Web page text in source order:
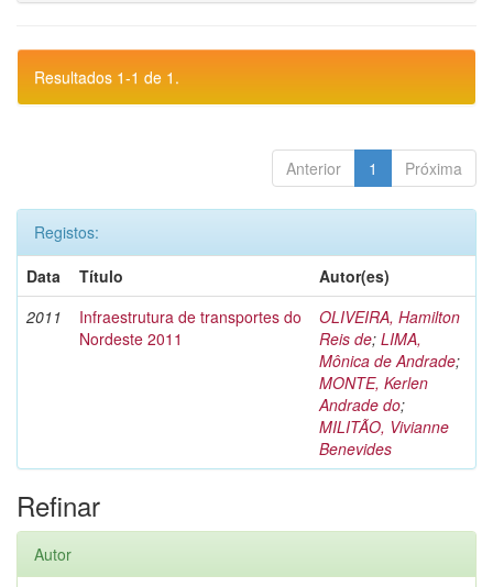
Resultados 1-1 de 1.
Anterior 1 Próxima
Registos:
Data
Título
Autor(es)
2011
Infraestrutura de transportes do
Nordeste 2011
OLIVEIRA, Hamilton
Reis de; LIMA,
Mônica de Andrade;
MONTE, Kerlen
Andrade do;
MILITÃO, Vivianne
Benevides
Refinar
Autor